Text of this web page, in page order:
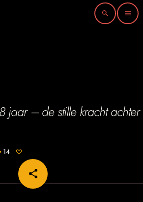
search menu
jaar – de stille kracht achter
14
share
email